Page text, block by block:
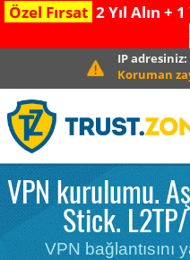
Özel Fırsat 2 Yıl Alın + 1
IP adresiniz:
Koruman
VPN kurulumu.
Stick.
VPN bağlantısını